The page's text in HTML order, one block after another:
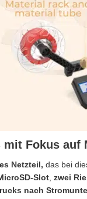
mit Fokus auf
Netzteil, das bei
Slot zwei
nach